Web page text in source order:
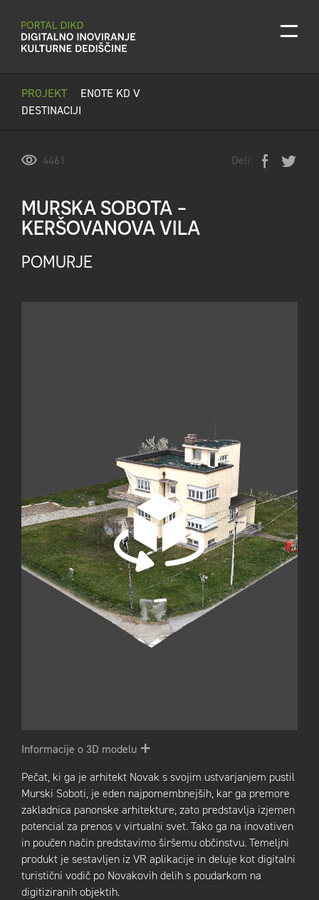
Skoči na vsebino
PROJEKT
ENOTE KD V
DESTINACIJI
4461 Deli:
MURSKA SOBOTA -
KERŠOVANOVA VILA
POMURJE
Informacije o 3D modelu
Pečat, ki ga je arhitekt Novak s svojim ustvarjanjem pustil
Murski Soboti, je eden najpomembnejših, kar ga premore
zakladnica panonske arhitekture, zato predstavlja izjemen
potencial za prenos v virtualni svet. Tako ga na inovativen
in poučen način predstavimo širšemu občinstvu. Temeljni
produkt je sestavljen iz VR aplikacije in deluje kot digitalni
turistični vodič po Novakovih delih s poudarkom na
digitiziranih objektih.